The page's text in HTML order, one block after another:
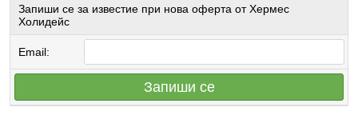
Запиши се за известие при нова оферта от Хермес
Холидейс
Email:
Запиши се